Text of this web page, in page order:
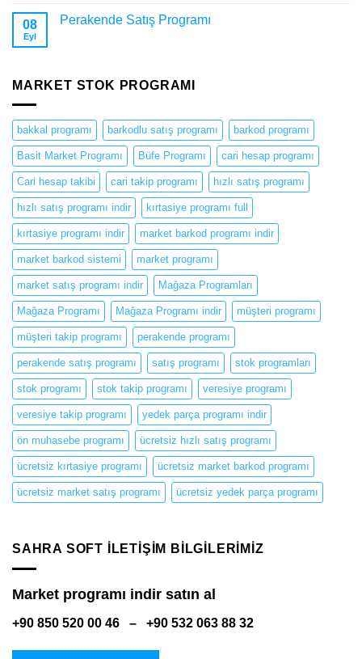
08
Eyl
Perakende Satış Programı
MARKET STOK PROGRAMI
bakkal programı barkodlu satış programı barkod programı
Basit Market Programı Büfe Programı cari hesap programı
Cari hesap takibi cari takip programı hızlı satış programı
hızlı satış programı indir kırtasiye programı full
kırtasiye programı indir market barkod programı indir
market barkod sistemi market programı
market satış programı indir Mağaza Programları
Mağaza Programı Mağaza Programı indir müşteri programı
müşteri takip programı perakende programı
perakende satış programı satış programı stok programları
stok programı stok takip programı veresiye programı
veresiye takip programı yedek parça programı indir
ön muhasebe programı ücretsiz hızlı satış programı
ücretsiz kırtasiye programı ücretsiz market barkod programı
ücretsiz market satış programı ücretsiz yedek parça programı
SAHRA SOFT ILETIŞIM BILGILERIMIZ
Market programı indir satın al
+90 850 520 00 46 – +90 532 063 88 32